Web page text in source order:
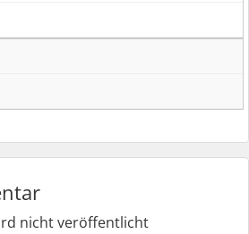
nicht veröffentlicht